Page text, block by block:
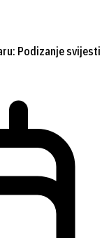
Podizanje svijesti